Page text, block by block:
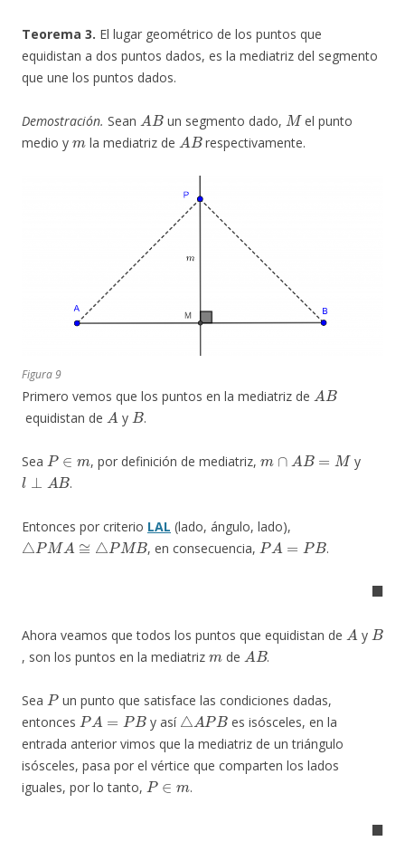
Teorema 3. El lugar geométrico de los puntos que
equidistan a dos puntos dados, es la mediatriz del segmento
que une los puntos dados.
Demostración. Sean
A B
un segmento dado,
M
el punto
medio y
m
la mediatriz de
AB
respectivamente.
Figura 9
Primero vemos que los puntos en la mediatriz de
A B
equidistan de
A
y
B
.
Sea
P∈
, por definición de mediatriz,
B=
y
l⊥AB
.
Entonces por criterio LAL (lado, ángulo, lado),
△PMA≅ △P MB
, en consecuencia,
PA=P B
.
◼
Ahora veamos que todos los puntos que equidistan de
A
y
B
, son los puntos en la mediatriz
m
de
AB
.
Sea
P
un punto que satisface las condiciones dadas,
entonces
PA=P B
y así
△APB
es isósceles, en la
entrada anterior vimos que la mediatriz de un triángulo
isósceles, pasa por el vértice que comparten los lados
iguales, por lo tanto,
P∈m
.
◼